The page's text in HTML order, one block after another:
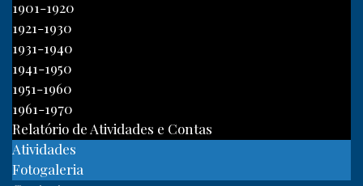
1901-1920
1921-1930
1931-1940
1941-1950
1951-1960
1961-1970
Relatório de Atividades e Contas
Atividades
Fotogaleria